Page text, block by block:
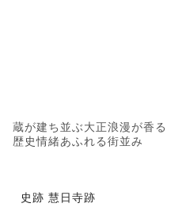
蔵が建ち並ぶ大正浪漫が香る
歴史情緒あふれる街並み
史跡 慧日寺跡